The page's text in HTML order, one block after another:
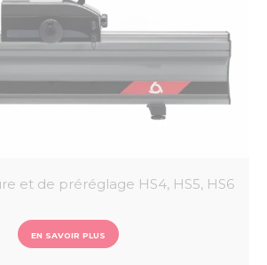
et de préréglage HS4, HS5, HS6
EN SAVOIR PLUS